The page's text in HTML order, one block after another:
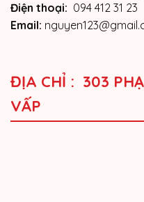
Điện thoại: 094 412 31 23
Email:
ĐỊA CHỈ : 303
VẤP